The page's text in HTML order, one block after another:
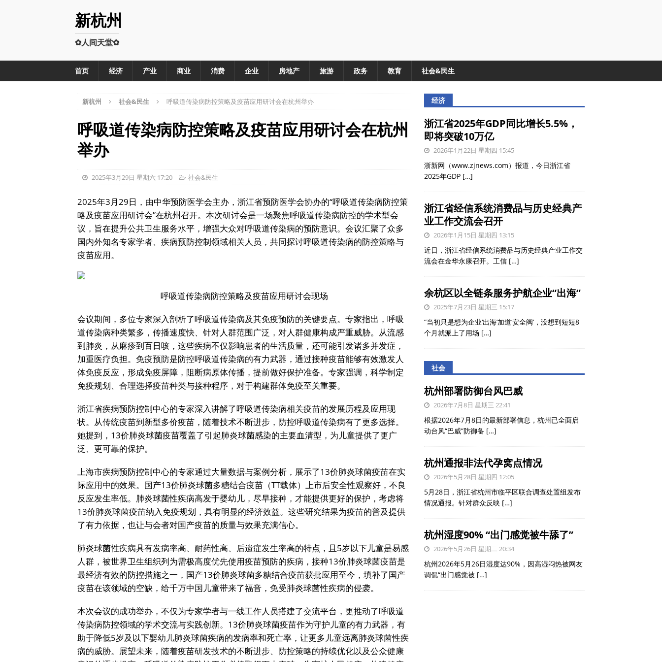
新杭州
✿人间天堂✿
首页 经济 产业 商业 消费 企业 房地产 旅游 政务 教育 社会&民生
新杭州 社会&民生 呼吸道传染病防控策略及疫苗应用研讨会在杭州举办
呼吸道传染病防控策略及疫苗应用研讨会在杭州
举办
2025年3月29日 星期六 17:20 社会&民生
2025年3月29日，由中华预防医学会主办，浙江省预防医学会协办的“呼吸道传染病防控策
略及疫苗应用研讨会”在杭州召开。本次研讨会是一场聚焦呼吸道传染病防控的学术型会
议，旨在提升公共卫生服务水平，增强大众对呼吸道传染病的预防意识。会议汇聚了众多
国内外知名专家学者、疾病预防控制领域相关人员，共同探讨呼吸道传染病的防控策略与
疫苗应用。
呼吸道传染病防控策略及疫苗应用研讨会现场
会议期间，多位专家深入剖析了呼吸道传染病及其免疫预防的关键要点。专家指出，呼吸
道传染病种类繁多，传播速度快、针对人群范围广泛，对人群健康构成严重威胁。从流感
到肺炎，从麻疹到百日咳，这些疾病不仅影响患者的生活质量，还可能引发诸多并发症，
加重医疗负担。免疫预防是防控呼吸道传染病的有力武器，通过接种疫苗能够有效激发人
体免疫反应，形成免疫屏障，阻断病原体传播，提前做好保护准备。专家强调，科学制定
免疫规划、合理选择疫苗种类与接种程序，对于构建群体免疫至关重要。
浙江省疾病预防控制中心的专家深入讲解了呼吸道传染病相关疫苗的发展历程及应用现
状。从传统疫苗到新型多价疫苗，随着技术不断进步，防控呼吸道传染病有了更多选择。
她提到，13价肺炎球菌疫苗覆盖了引起肺炎球菌感染的主要血清型，为儿童提供了更广
泛、更可靠的保护。
上海市疾病预防控制中心的专家通过大量数据与案例分析，展示了13价肺炎球菌疫苗在实
际应用中的效果。国产13价肺炎球菌多糖结合疫苗（TT载体）上市后安全性观察好，不良
反应发生率低。肺炎球菌性疾病高发于婴幼儿，尽早接种，才能提供更好的保护，考虑将
13价肺炎球菌疫苗纳入免疫规划，具有明显的经济效益。这些研究结果为疫苗的普及提供
了有力依据，也让与会者对国产疫苗的质量与效果充满信心。
肺炎球菌性疾病具有发病率高、耐药性高、后遗症发生率高的特点，且5岁以下儿童是易感
人群，被世界卫生组织列为需极高度优先使用疫苗预防的疾病，接种13价肺炎球菌疫苗是
最经济有效的防控措施之一，国产13价肺炎球菌多糖结合疫苗获批应用至今，填补了国产
疫苗在该领域的空缺，给千万中国儿童带来了福音，免受肺炎球菌性疾病的侵袭。
本次会议的成功举办，不仅为专家学者与一线工作人员搭建了交流平台，更推动了呼吸道
传染病防控领域的学术交流与实践创新。13价肺炎球菌疫苗作为守护儿童的有力武器，有
助于降低5岁及以下婴幼儿肺炎球菌疾病的发病率和死亡率，让更多儿童远离肺炎球菌性疾
病的威胁。展望未来，随着疫苗研发技术的不断进步、防控策略的持续优化以及公众健康
经济
浙江省2025年GDP同比增长5.5%，
即将突破10万亿
2026年1月22日 星期四 15:45
浙新网（www.zjnews.com）报道，今日浙江省
2025年GDP […]
浙江省经信系统消费品与历史经典产
业工作交流会召开
2026年1月15日 星期四 13:15
近日，浙江省经信系统消费品与历史经典产业工作交
流会在金华永康召开。工信 […]
余杭区以全链条服务护航企业“出海”
2025年7月23日 星期三 15:17
“当初只是想为企业‘出海’加道‘安全阀’，没想到短短8
个月就派上了用场 […]
社会
杭州部署防御台风巴威
2026年7月8日 星期三 22:41
根据2026年7月8日的最新部署信息，杭州已全面启
动台风“巴威”防御备 […]
杭州通报非法代孕窝点情况
2026年5月28日 星期四 12:05
5月28日，浙江省杭州市临平区联合调查处置组发布
情况通报。针对群众反映 […]
杭州湿度90% “出门感觉被牛舔了”
2026年5月26日 星期二 20:34
杭州2026年5月26日湿度达90%，因高湿闷热被网友
调侃“出门感觉被 […]